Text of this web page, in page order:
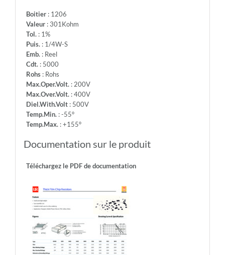
Boitier: 1206
Valeur: 301Kohm
Tol.: 1%
Puis.: 1/4W-S
Emb.: Reel
Cdt.: 5000
Rohs: Rohs
Max.Oper.Volt.: 200V
Max.Over.Volt.: 400V
Diel.With.Volt: 500V
Temp.Min.: -55°
Temp.Max.: +155°
Documentation sur le produit
Téléchargez le PDF de documentation